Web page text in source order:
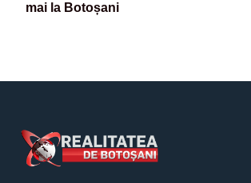
mai la Botoșani